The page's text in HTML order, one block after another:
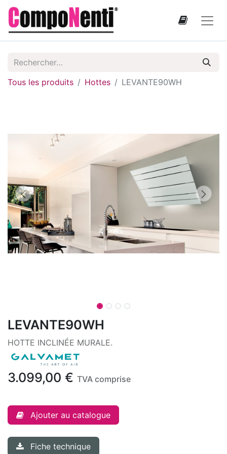
Tous les produits Hottes LEVANTE90WH
LEVANTE90WH
HOTTE INCLINÉE MURALE.
3.099,00 € TVA comprise
Ajouter au catalogue
Fiche technique